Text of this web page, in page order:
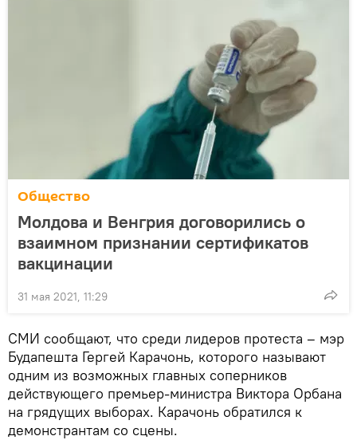
Общество
Молдова и Венгрия договорились о
взаимном признании сертификатов
вакцинации
31 мая 2021, 11:29
СМИ сообщают, что среди лидеров протеста – мэр
Будапешта Гергей Карачонь, которого называют
одним из возможных главных соперников
действующего премьер-министра Виктора Орбана
на грядущих выборах. Карачонь обратился к
демонстрантам со сцены.